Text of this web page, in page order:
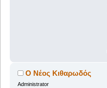
Ο Νέος Κιθαρωδός
Administrator